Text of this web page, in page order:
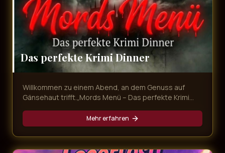
Das perfekte Krimi Dinner
Willkommen zu einem Abend, an dem Genuss auf
Gänsehaut trifft.„Mords Menü – Das perfekte Krimi
interaktives Erlebnis voller Intrigen, Geheimnisse und
überraschender Wendungen. Während Sie ein
exquisites Mehr-Gänge-Menü genießen, entfaltet
sich direkt vor Ihren Augen ein packender Kriminalfall.
Mehr erfahren